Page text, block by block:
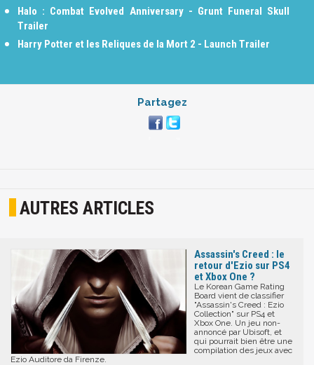
Halo : Combat Evolved Anniversary - Grunt Funeral Skull
Trailer
Harry Potter et les Reliques de la Mort 2 - Launch Trailer
Partagez
AUTRES ARTICLES
Assassin's Creed : le
retour d'Ezio sur PS4
et Xbox One ?
Le Korean Game Rating
Board vient de classifier
"Assassin's Creed : Ezio
Collection" sur PS4 et
Xbox One. Un jeu non-
annoncé par Ubisoft, et
qui pourrait bien être une
compilation des jeux avec
Ezio Auditore da Firenze.